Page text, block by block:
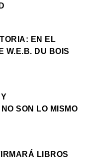
EN EL
W.E.B. DU BOIS
SON LO MISMO
LIBROS